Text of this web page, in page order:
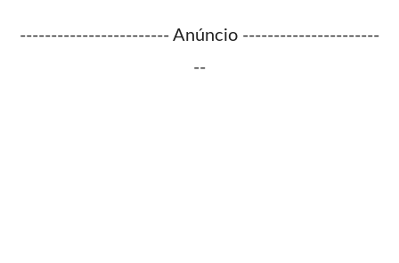
------------------------ Anúncio ----------------------
--